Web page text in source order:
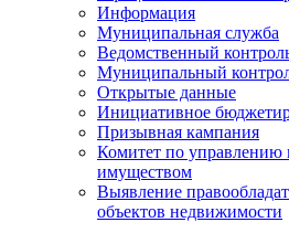
Информация
Муниципальная служба
Ведомственный
Муниципальный
Открытые данные
Инициативное
Призывная кампания
Комитет по
имуществом
Выявление
объектов недвижимости